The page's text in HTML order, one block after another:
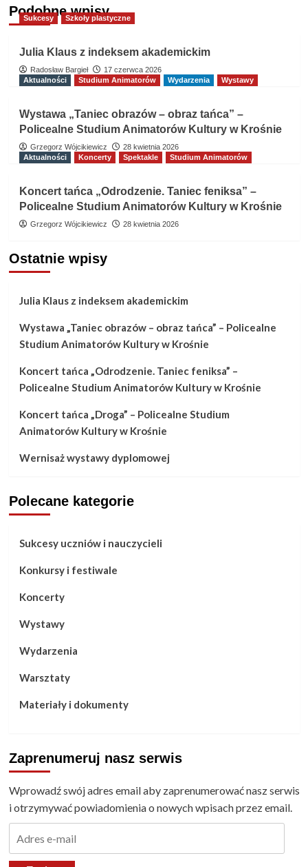
Podobne wpisy
Sukcesy Szkoły plastyczne
Julia Klaus z indeksem akademickim
Radosław Bargieł
17 czerwca 2026
Aktualności
Studium Animatorów Wydarzenia Wystawy
Wystawa „Taniec obrazów – obraz tańca” –
Policealne Studium Animatorów Kultury w Krośnie
Grzegorz Wójcikiewicz
28 kwietnia 2026
Aktualności
Koncerty Spektakle Studium Animatorów
Koncert tańca „Odrodzenie. Taniec feniksa” –
Policealne Studium Animatorów Kultury w Krośnie
Grzegorz Wójcikiewicz 28 kwietnia 2026
Ostatnie wpisy
Julia Klaus z indeksem akademickim
Wystawa „Taniec obrazów – obraz tańca” – Policealne
Studium Animatorów Kultury w Krośnie
Koncert tańca „Odrodzenie. Taniec feniksa” –
Policealne Studium Animatorów Kultury w Krośnie
Koncert tańca „Droga” – Policealne Studium
Animatorów Kultury w Krośnie
Wernisaż wystawy dyplomowej
Polecane kategorie
Sukcesy uczniów i nauczycieli
Konkursy i festiwale
Koncerty
Wystawy
Wydarzenia
Warsztaty
Materiały i dokumenty
Zaprenumeruj nasz serwis
Wprowadź swój adres email aby zaprenumerować nasz serwis
i otrzymywać powiadomienia o nowych wpisach przez email.